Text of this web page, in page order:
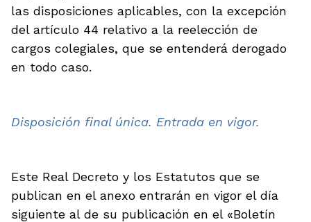
las disposiciones aplicables, con la excepción
del artículo 44 relativo a la reelección de
cargos colegiales, que se entenderá derogado
en todo caso.
Disposición final única. Entrada en vigor.
Este Real Decreto y los Estatutos que se
publican en el anexo entrarán en vigor el día
siguiente al de su publicación en el «Boletín